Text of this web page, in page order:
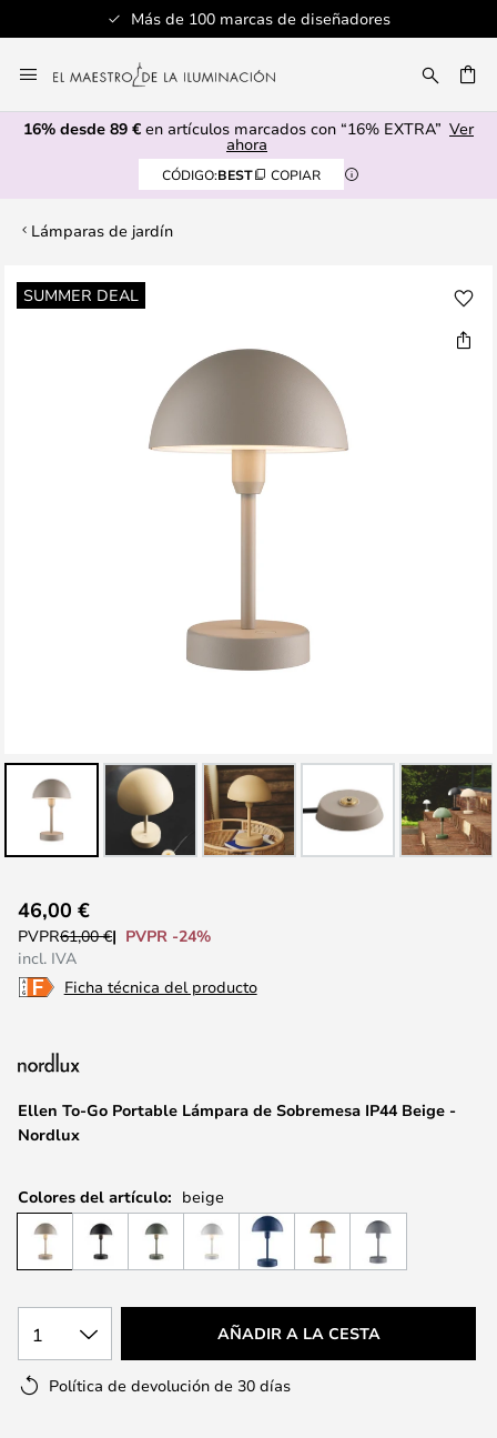
Más de 100 marcas de diseñadores
al
contenido
16% desde 89 € en artículos marcados con “16% EXTRA” Ver
ahora
CÓDIGO:BEST COPIAR
Lámparas de jardín
SUMMER DEAL
Saltar
al
al
comienzo
de
de
Ellen To-Go Portable Lámpara de Sobremesa IP44 Beige -
Nordlux
46,00 €
PVPR61,00 €
PVPR -24%
incl. IVA
Ficha técnica del producto
Colores del artículo: beige
1 AÑADIR A LA CESTA
Política de devolución de 30 días